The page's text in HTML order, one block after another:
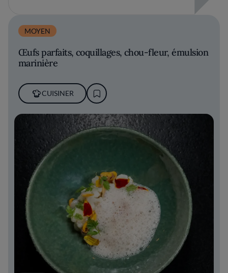
MOYEN
Œufs parfaits, coquillages, chou-fleur, émulsion
marinière
CUISINER